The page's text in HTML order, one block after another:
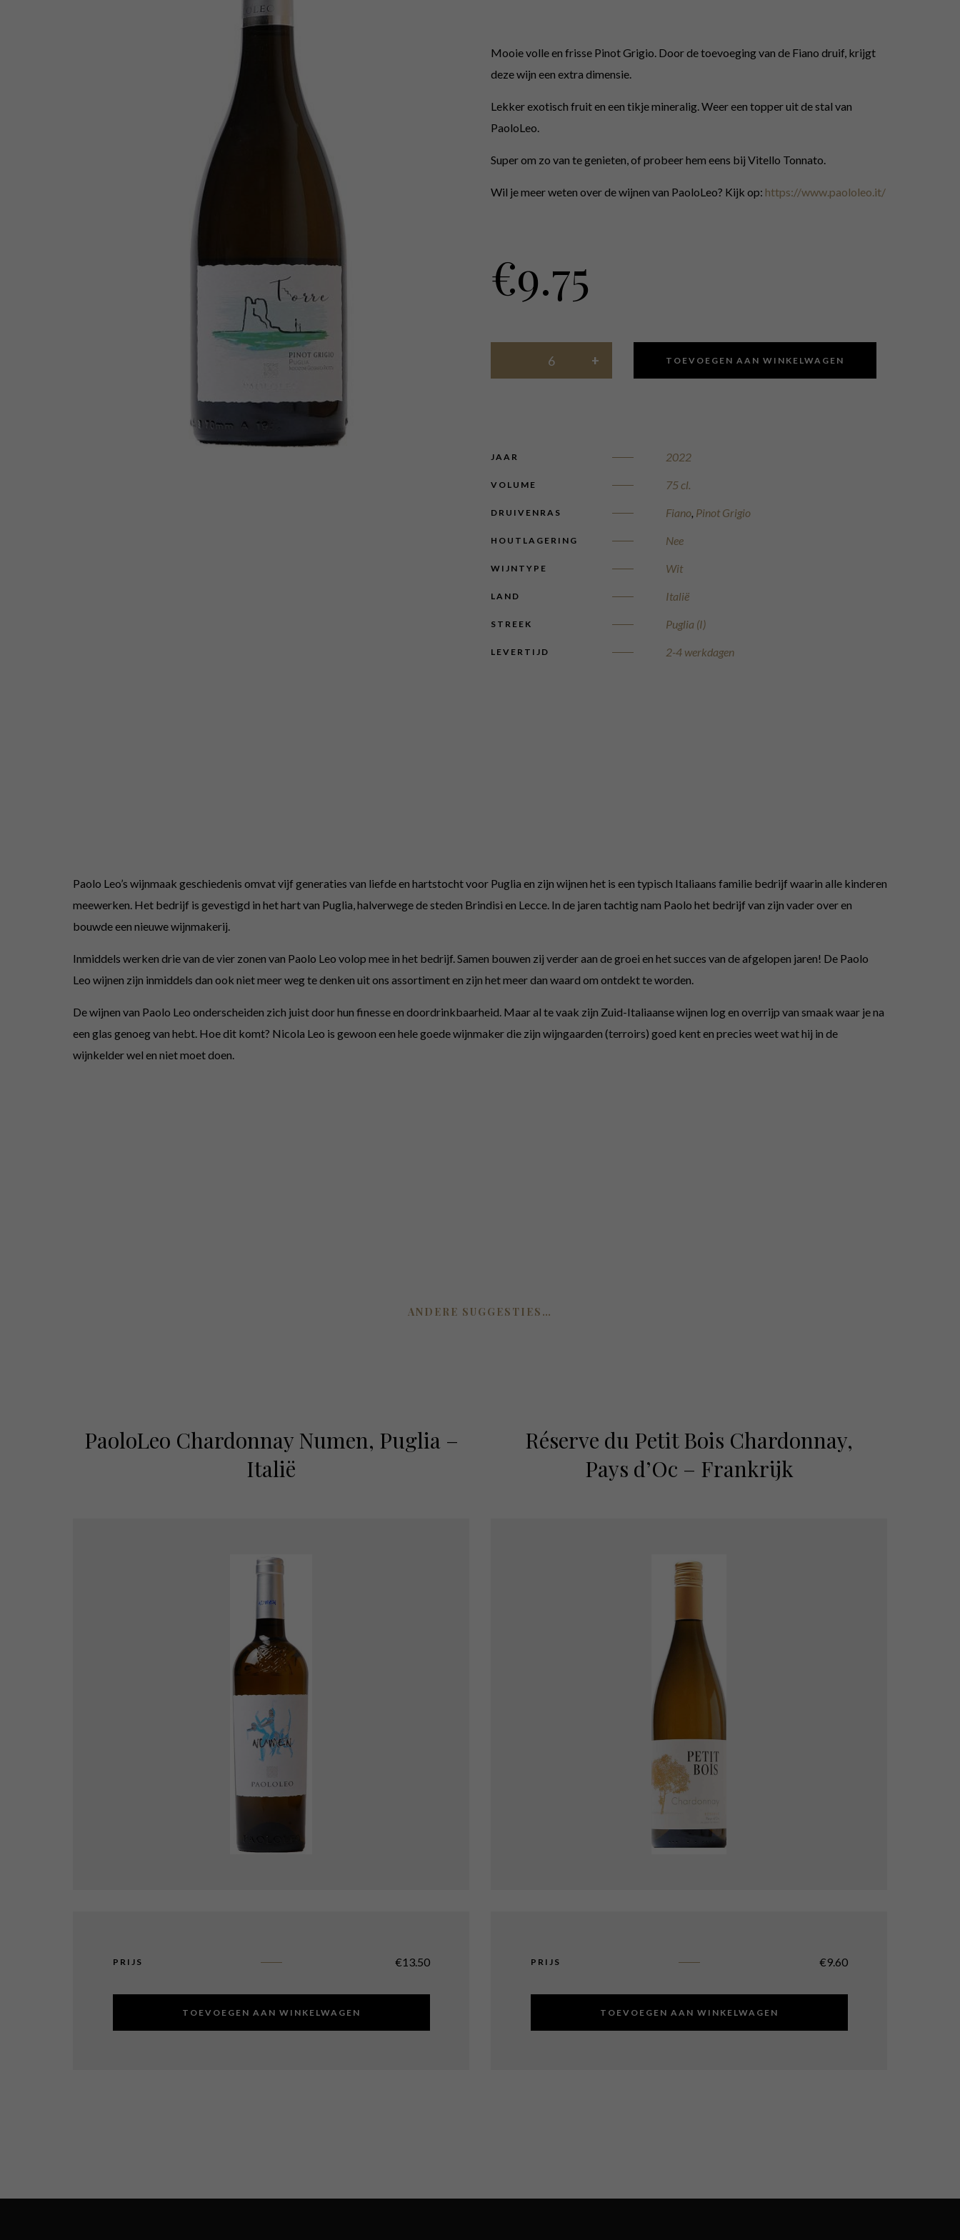
Mooie volle en frisse Pinot Grigio. Door de toevoeging van de Fiano druif, krijgt
deze wijn een extra dimensie.
Lekker exotisch fruit en een tikje mineralig. Weer een topper uit de stal van
PaoloLeo.
Super om zo van te genieten, of probeer hem eens bij Vitello Tonnato.
Wil je meer weten over de wijnen van PaoloLeo? Kijk op: https://www.paololeo.it/
€9.75
TOEVOEGEN AAN WINKELWAGEN
JAAR 2022
VOLUME 75 cl.
DRUIVENRAS Fiano, Pinot Grigio
HOUTLAGERING Nee
WIJNTYPE Wit
LAND Italië
STREEK Puglia (I)
LEVERTIJD 2-4 werkdagen
Paolo Leo’s wijnmaak geschiedenis omvat vijf generaties van liefde en hartstocht voor Puglia en zijn wijnen het is een typisch Italiaans familie bedrijf waarin alle kinderen
meewerken. Het bedrijf is gevestigd in het hart van Puglia, halverwege de steden Brindisi en Lecce. In de jaren tachtig nam Paolo het bedrijf van zijn vader over en
bouwde een nieuwe wijnmakerij.
Inmiddels werken drie van de vier zonen van Paolo Leo volop mee in het bedrijf. Samen bouwen zij verder aan de groei en het succes van de afgelopen jaren! De Paolo
Leo wijnen zijn inmiddels dan ook niet meer weg te denken uit ons assortiment en zijn het meer dan waard om ontdekt te worden.
De wijnen van Paolo Leo onderscheiden zich juist door hun finesse en doordrinkbaarheid. Maar al te vaak zijn Zuid-Italiaanse wijnen log en overrijp van smaak waar je na
een glas genoeg van hebt. Hoe dit komt? Nicola Leo is gewoon een hele goede wijnmaker die zijn wijngaarden (terroirs) goed kent en precies weet wat hij in de
wijnkelder wel en niet moet doen.
ANDERE SUGGESTIES…
PaoloLeo Chardonnay Numen, Puglia –
Italië
PRIJS €13.50
TOEVOEGEN AAN WINKELWAGEN
Réserve du Petit Bois Chardonnay,
Pays d’Oc – Frankrijk
PRIJS €9.60
TOEVOEGEN AAN WINKELWAGEN